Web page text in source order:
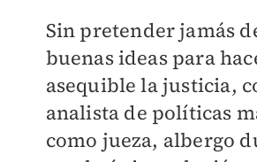
Sin pretender jamás
buenas ideas para
asequible la justicia,
analista de políticas
como jueza, albergo